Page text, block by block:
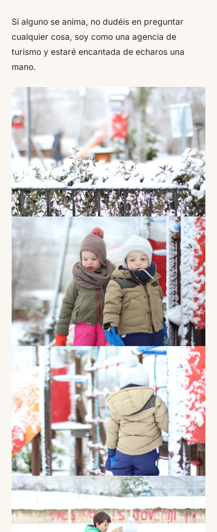
Si alguno se anima, no dudéis en preguntar
cualquier cosa, soy como una agencia de
turismo y estaré encantada de echaros una
mano.